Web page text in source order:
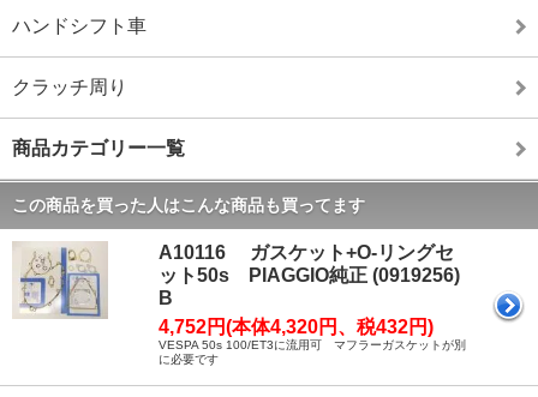
ハンドシフト車
クラッチ周り
商品カテゴリー一覧
この商品を買った人はこんな商品も買ってます
A10116 ガスケット+O-リングセ
ット50s PIAGGIO純正 (0919256)
B
4,752円(本体4,320円、税432円)
VESPA 50s 100/ET3に流用可 マフラーガスケットが別
に必要です